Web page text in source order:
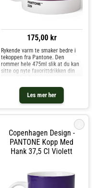
175,00 kr
Les mer her
Rykende varm te smaker bedre i
tekoppen fra Pantone. Den
rommer hele 475ml slik at du kan
sitte og nyte favorittdrikken din
personlige farge til
favorittkoppen. Hver kopp er i
fineste benporselen
Copenhagen Design -
PANTONE Kopp Med
Hank 37,5 Cl Violett